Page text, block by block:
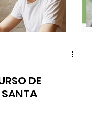
DE